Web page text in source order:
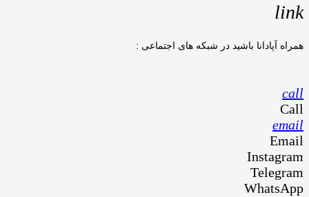
link
همراه آپادانا باشید در شبکه های اجتماعی :
call
Call
email
Email
Instagram
Telegram
WhatsApp